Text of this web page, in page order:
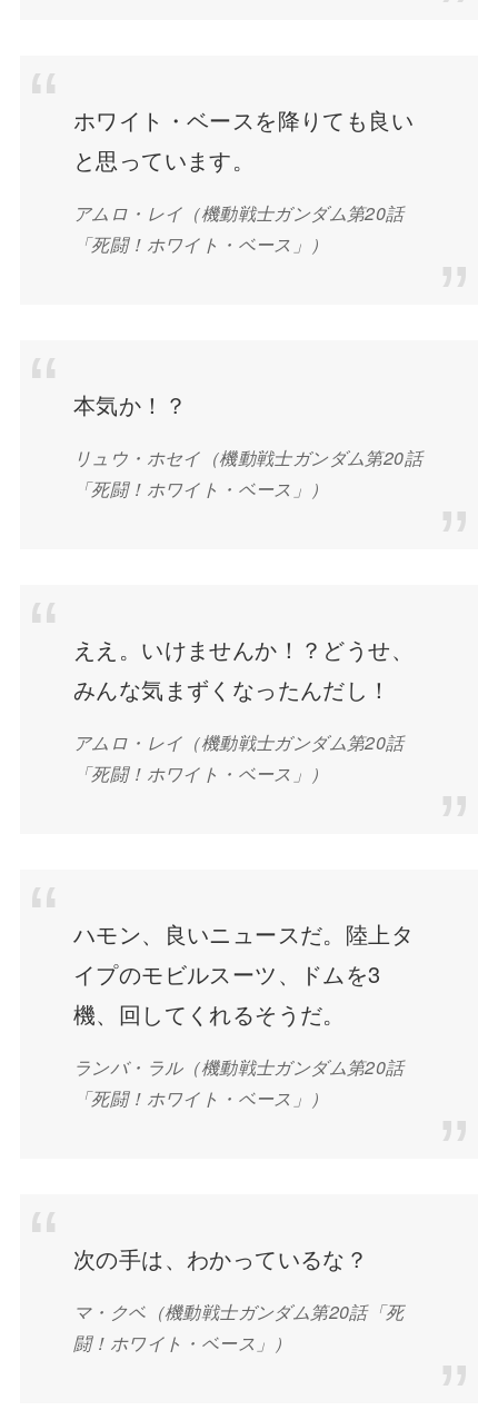
ホワイト・ベースを降りても良い
と思っています。
アムロ・レイ（機動戦士ガンダム第20話
「死闘！ホワイト・ベース」）
本気か！？
リュウ・ホセイ（機動戦士ガンダム第20話
「死闘！ホワイト・ベース」）
ええ。いけませんか！？どうせ、
みんな気まずくなったんだし！
アムロ・レイ（機動戦士ガンダム第20話
「死闘！ホワイト・ベース」）
ハモン、良いニュースだ。陸上タ
イプのモビルスーツ、ドムを3
機、回してくれるそうだ。
ランバ・ラル（機動戦士ガンダム第20話
「死闘！ホワイト・ベース」）
次の手は、わかっているな？
マ・クベ（機動戦士ガンダム第20話「死
闘！ホワイト・ベース」）